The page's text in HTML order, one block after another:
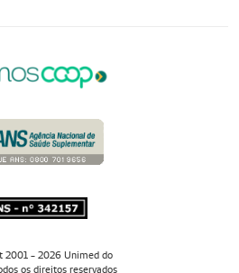
2001 - 2026 Unimed do
os direitos reservados